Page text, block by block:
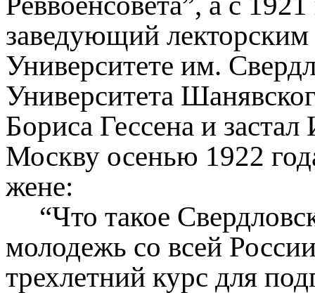
заведующий
Университете им.
Университета
Бориса Гессена и
Москву осенью 1922
жене:
“Что такое
молодежь со всей
трехлетний курс для